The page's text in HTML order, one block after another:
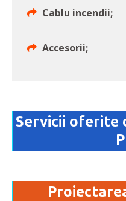
Cablu incendii;
Accesorii;
Servicii oferite